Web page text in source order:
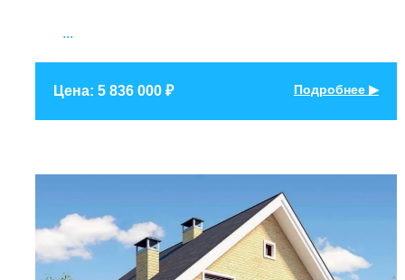
...
Цена: 5 836 000 ₽ Подробнее ▶